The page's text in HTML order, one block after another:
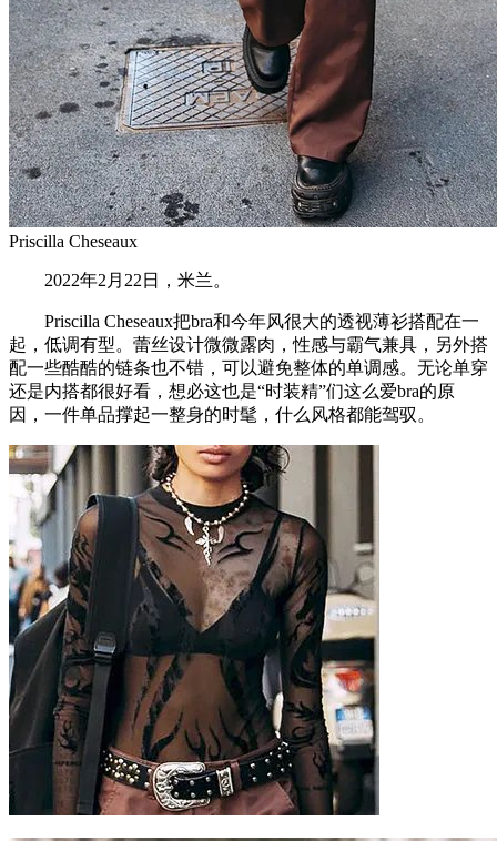
Priscilla Cheseaux
2022年2月22日，米兰。
Priscilla Cheseaux把bra和今年风很大的透视薄衫搭配在一
起，低调有型。蕾丝设计微微露肉，性感与霸气兼具，另外搭
配一些酷酷的链条也不错，可以避免整体的单调感。无论单穿
还是内搭都很好看，想必这也是“时装精”们这么爱bra的原
因，一件单品撑起一整身的时髦，什么风格都能驾驭。